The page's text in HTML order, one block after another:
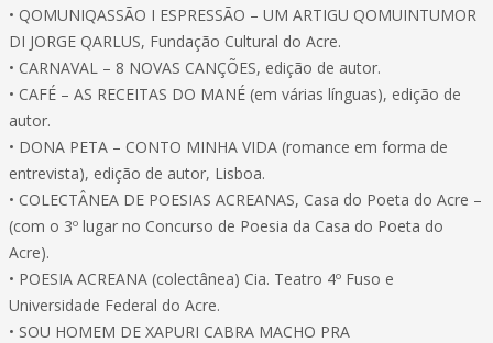
• QOMUNIQASSÃO I ESPRESSÃO – UM ARTIGU QOMUINTUMOR
DI JORGE QARLUS, Fundação Cultural do Acre.
• CARNAVAL – 8 NOVAS CANÇÕES, edição de autor.
• CAFÉ – AS RECEITAS DO MANÉ (em várias línguas), edição de
autor.
• DONA PETA – CONTO MINHA VIDA (romance em forma de
entrevista), edição de autor, Lisboa.
• COLECTÂNEA DE POESIAS ACREANAS, Casa do Poeta do Acre –
(com o 3º lugar no Concurso de Poesia da Casa do Poeta do
Acre).
• POESIA ACREANA (colectânea) Cia. Teatro 4º Fuso e
Universidade Federal do Acre.
• SOU HOMEM DE XAPURI CABRA MACHO PRA